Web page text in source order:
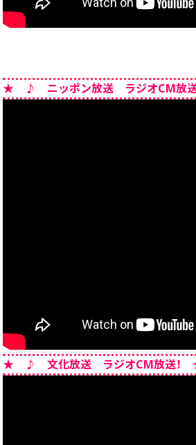
★ ♪ ニッポン放送 ラジオCM放
★ ♪ 文化放送 ラジオCM放送！